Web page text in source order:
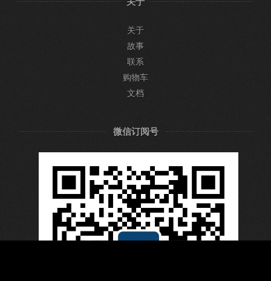
关于
故事
联系
购物车
文档
微信订阅号